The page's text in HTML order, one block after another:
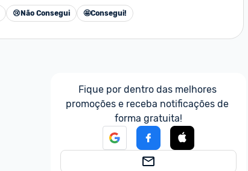
😢 Não Consegui 🤩Consegui!
Fique por dentro das melhores
promoções e receba notificações de
forma gratuita!